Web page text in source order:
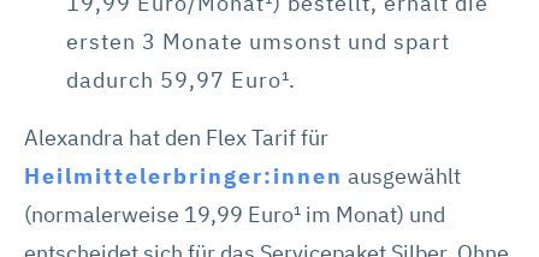
Schaltfläche genannten „Präferenzen“ stellen Cookies
Mit „Alle Cookies ablehnen“ können Sie die Marketing-
und „Auswahl erlauben“ können Sie die Cookies
individuell verwalten und Ihre Einwilligung jederzeit für die
Zukunft ändern oder widerrufen. Weitere Informationen
ersten 3 Monate umsonst und spart
dadurch 59,97 Euro¹.
Alexandra hat den Flex Tarif für
Heilmittelerbringer:innen ausgewählt
(normalerweise 19,99 Euro¹ im Monat) und